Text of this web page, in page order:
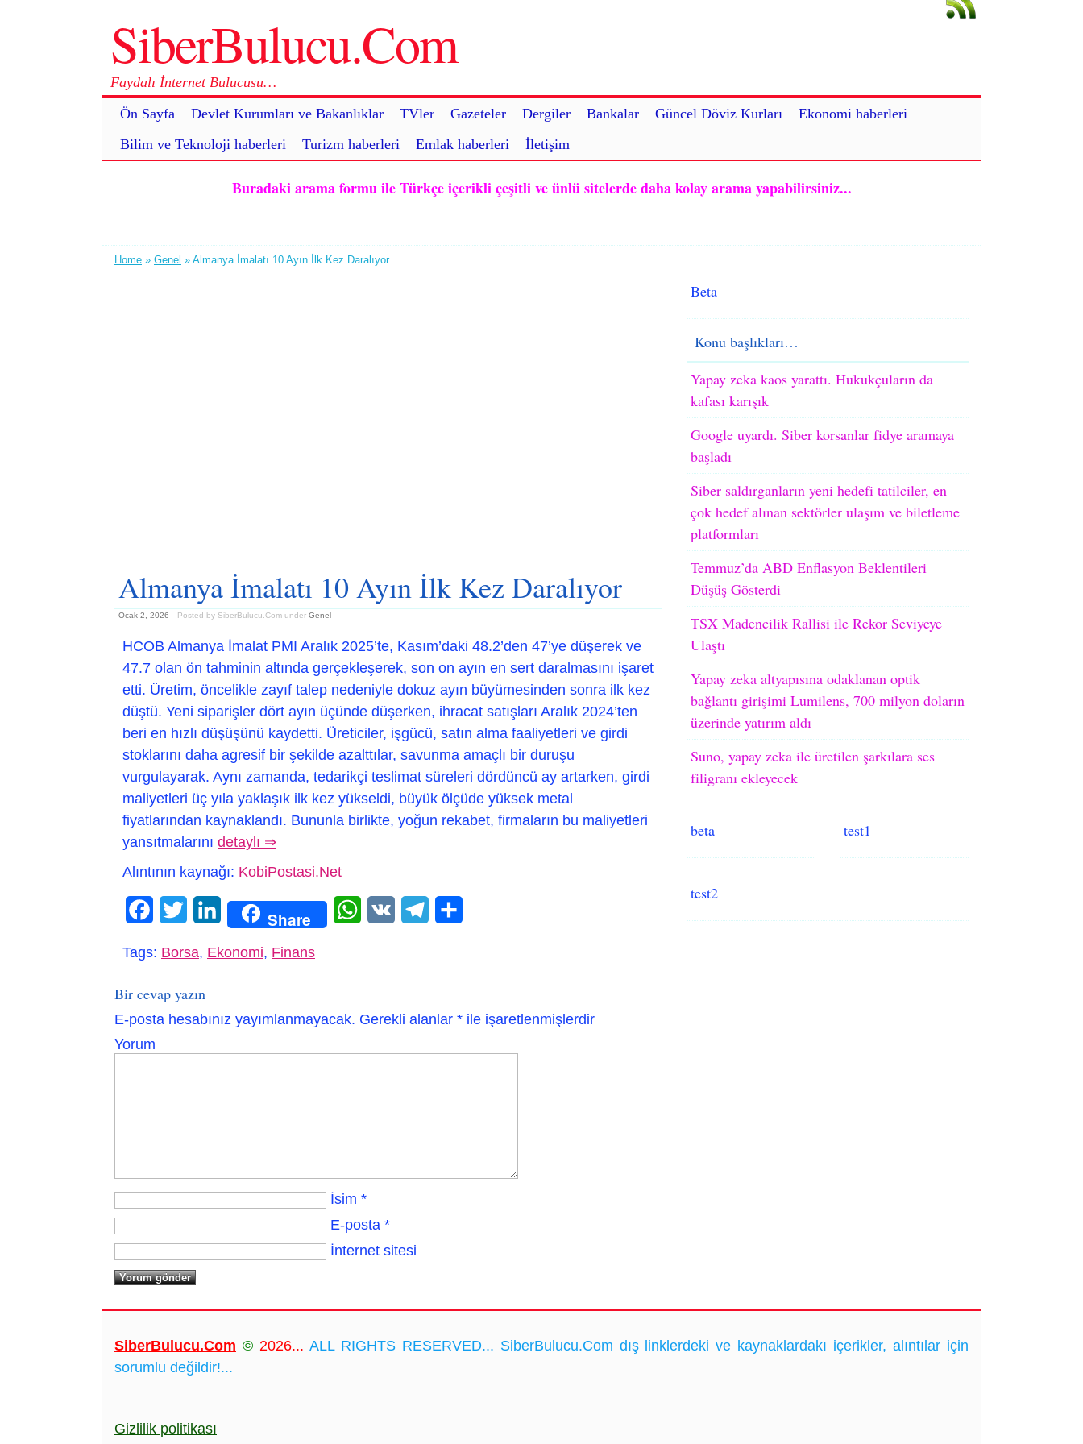
SiberBulucu.Com
Faydalı İnternet Bulucusu…
Ön Sayfa
Devlet Kurumları ve Bakanlıklar TVler Gazeteler Dergiler Bankalar Güncel Döviz Kurları
Ekonomi haberleri
Bilim ve Teknoloji haberleri
Turizm haberleri Emlak haberleri İletişim
Buradaki arama formu ile Türkçe içerikli çeşitli ve ünlü sitelerde daha kolay arama yapabilirsiniz...
Home » Genel » Almanya İmalatı 10 Ayın İlk Kez Daralıyor
Almanya İmalatı 10 Ayın İlk Kez Daralıyor
Ocak 2, 2026 Posted by SiberBulucu.Com under Genel
HCOB Almanya İmalat PMI Aralık 2025’te, Kasım’daki 48.2’den 47’ye düşerek ve
47.7 olan ön tahminin altında gerçekleşerek, son on ayın en sert daralmasını işaret
etti. Üretim, öncelikle zayıf talep nedeniyle dokuz ayın büyümesinden sonra ilk kez
düştü. Yeni siparişler dört ayın üçünde düşerken, ihracat satışları Aralık 2024’ten
beri en hızlı düşüşünü kaydetti. Üreticiler, işgücü, satın alma faaliyetleri ve girdi
stoklarını daha agresif bir şekilde azalttılar, savunma amaçlı bir duruşu
vurgulayarak. Aynı zamanda, tedarikçi teslimat süreleri dördüncü ay artarken, girdi
maliyetleri üç yıla yaklaşık ilk kez yükseldi, büyük ölçüde yüksek metal
fiyatlarından kaynaklandı. Bununla birlikte, yoğun rekabet, firmaların bu maliyetleri
yansıtmalarını detaylı ⇒
Alıntının kaynağı: KobiPostasi.Net
Facebook
Twitter LinkedIn Share WhatsApp
VK Telegram
Tags: Borsa, Ekonomi, Finans
Bir cevap yazın
E-posta hesabınız yayımlanmayacak. Gerekli alanlar * ile işaretlenmişlerdir
Yorum
İsim *
E-posta *
İnternet sitesi
Beta
Konu başlıkları…
Yapay zeka kaos yarattı. Hukukçuların da
kafası karışık
Google uyardı. Siber korsanlar fidye aramaya
başladı
Siber saldırganların yeni hedefi tatilciler, en
çok hedef alınan sektörler ulaşım ve biletleme
platformları
Temmuz’da ABD Enflasyon Beklentileri
Düşüş Gösterdi
TSX Madencilik Rallisi ile Rekor Seviyeye
Ulaştı
Yapay zeka altyapısına odaklanan optik
bağlantı girişimi Lumilens, 700 milyon doların
üzerinde yatırım aldı
Suno, yapay zeka ile üretilen şarkılara ses
filigranı ekleyecek
beta test1
test2
SiberBulucu.Com © 2026... ALL RIGHTS RESERVED... SiberBulucu.Com dış linklerdeki ve kaynaklardakı içerikler, alıntılar için
sorumlu değildir!...
Gizlilik politikası